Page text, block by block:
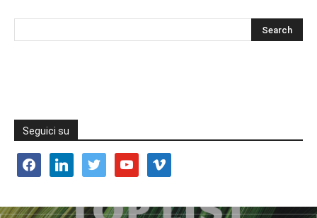
Seguici su
facebooklinkedin twitter youtube vimeo